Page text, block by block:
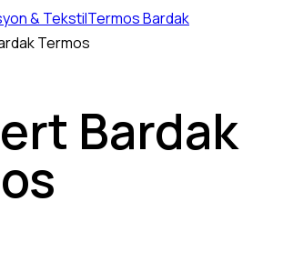
& TekstilTermos Bardak
Termos
Bardak